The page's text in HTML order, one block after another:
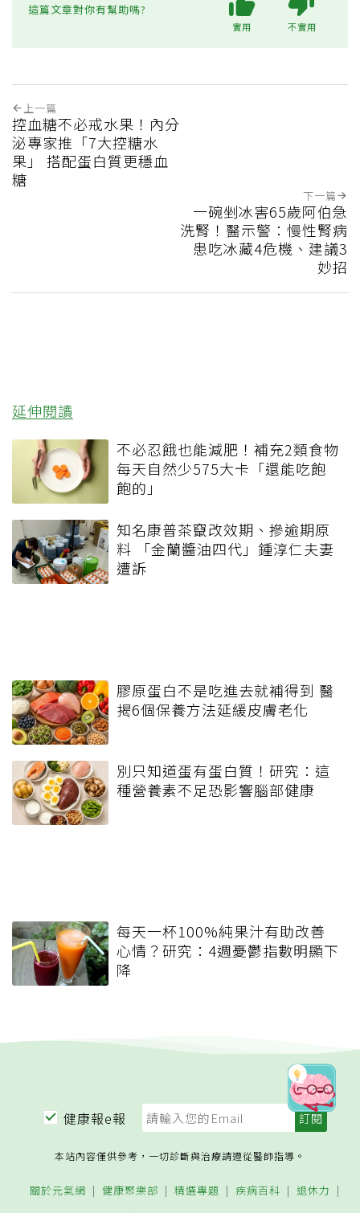
這篇文章對你有幫助嗎?
實用 不實用
上一篇
控血糖不必戒水果！內分
泌專家推「7大控糖水
果」 搭配蛋白質更穩血
糖
下一篇
一碗剉冰害65歲阿伯急
洗腎！醫示警：慢性腎病
患吃冰藏4危機、建議3
妙招
延伸閱讀
不必忍餓也能減肥！補充2類食物
每天自然少575大卡「還能吃飽
飽的」
知名康普茶竄改效期、摻逾期原
料 「金蘭醬油四代」鍾淳仁夫妻
遭訴
膠原蛋白不是吃進去就補得到 醫
揭6個保養方法延緩皮膚老化
別只知道蛋有蛋白質！研究：這
種營養素不足恐影響腦部健康
每天一杯100%純果汁有助改善
心情？研究：4週憂鬱指數明顯下
降
健康報e報
本站內容僅供參考，一切診斷與治療請遵從醫師指導。
關於元氣網 健康聚樂部 精選專題 疾病百科
退休力